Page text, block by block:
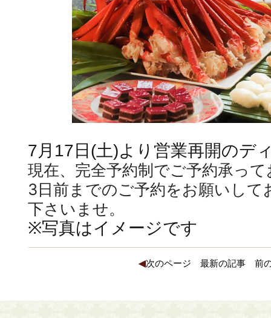
7月17日(土)より営業再開のデ
現在、完全予約制でご予約承っ
3日前までのご予約をお願いして
下さいませ。
※写真はイメージです
◀次のページ 最新の記事 前